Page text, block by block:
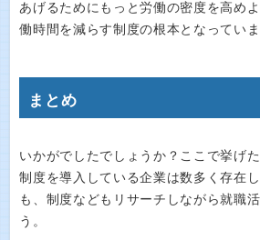
あげるためにもっと労働の密度を高め
働時間を減らす制度の根本となっていま
まとめ
いかがでしたでしょうか？ここで挙げ
制度を導入している企業は数多く存在
も、制度などもリサーチしながら就職
う。